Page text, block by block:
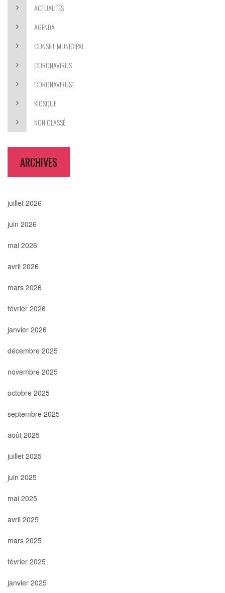
ACTUALITÉS
AGENDA
CONSEIL MUNICIPAL
CORONAVIRUS
CORONAVIRUS1
KIOSQUE
NON CLASSÉ
ARCHIVES
juillet 2026
juin 2026
mai 2026
avril 2026
mars 2026
février 2026
janvier 2026
décembre 2025
novembre 2025
octobre 2025
septembre 2025
août 2025
juillet 2025
juin 2025
mai 2025
avril 2025
mars 2025
février 2025
janvier 2025